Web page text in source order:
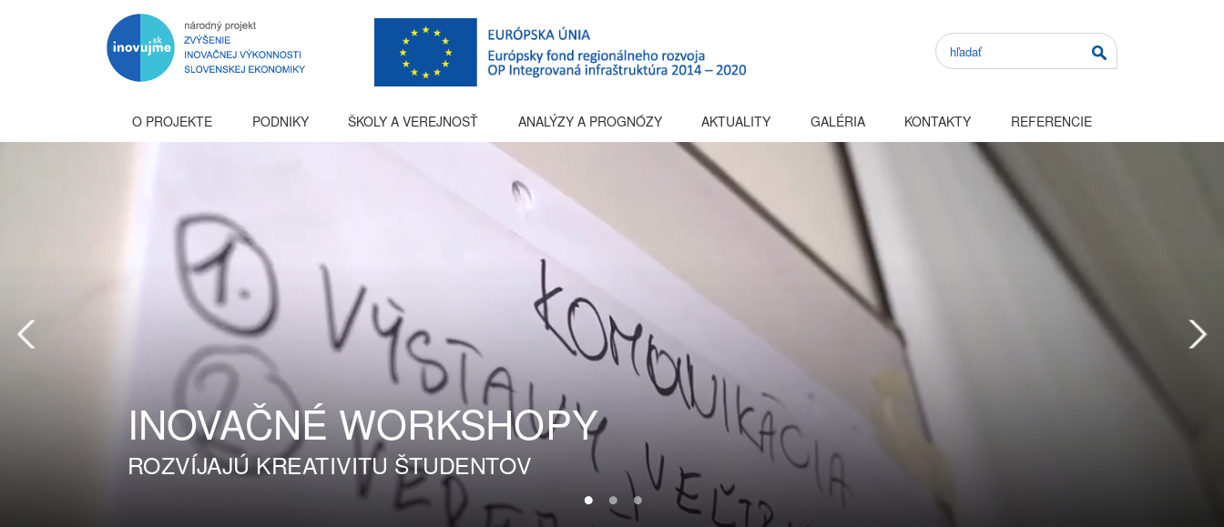
O PROJEKTE PODNIKY ŠKOLY A VEREJNOSŤ ANALÝZY A PROGNÓZY AKTUALITY GALÉRIA KONTAKTY REFERENCIE
INOVAČNÉWORKSHOPY
ROZVÍJAJÚ KREATIVITU ŠTUDENTOV